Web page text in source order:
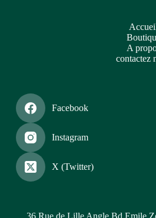
A
contactez
Facebook
Instagram
X (Twitter)
36 Rue de Lille Angle Bd.Emile